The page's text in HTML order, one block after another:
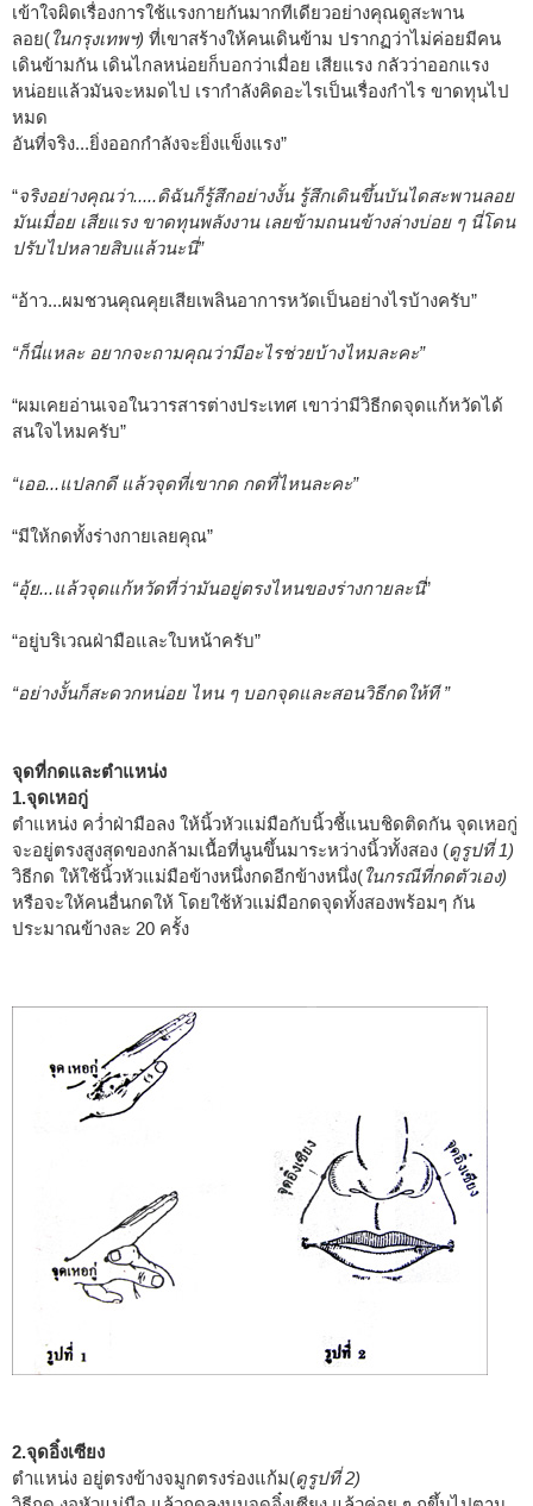
เข้าใจผิดเรื่องการใช้แรงกายกันมากทีเดียวอย่างคุณดูสะพาน
ลอย(ในกรุงเทพฯ) ที่เขาสร้างให้คนเดินข้าม ปรากฏว่าไม่ค่อยมีคน
เดินข้ามกัน เดินไกลหน่อยก็บอกว่าเมื่อย เสียแรง กลัวว่าออกแรง
หน่อยแล้วมันจะหมดไป เรากำลังคิดอะไรเป็นเรื่องกำไร ขาดทุนไป
หมด
อันที่จริง...ยิ่งออกกำลังจะยิ่งแข็งแรง”
“จริงอย่างคุณว่า.....ดิฉันก็รู้สึกอย่างงั้น รู้สึกเดินขึ้นบันไดสะพานลอย
มันเมื่อย เสียแรง ขาดทุนพลังงาน เลยข้ามถนนข้างล่างบ่อย ๆ นี่โดน
ปรับไปหลายสิบแล้วนะนี่”
“อ้าว...ผมชวนคุณคุยเสียเพลินอาการหวัดเป็นอย่างไรบ้างครับ”
“ก็นี่แหละ อยากจะถามคุณว่ามีอะไรช่วยบ้างไหมละคะ”
“ผมเคยอ่านเจอในวารสารต่างประเทศ เขาว่ามีวิธีกดจุดแก้หวัดได้
สนใจไหมครับ”
“เออ...แปลกดี แล้วจุดที่เขากด กดที่ไหนละคะ”
“มีให้กดทั้งร่างกายเลยคุณ”
“อุ้ย...แล้วจุดแก้หวัดที่ว่ามันอยู่ตรงไหนของร่างกายละนี่”
“อยู่บริเวณฝ่ามือและใบหน้าครับ”
“อย่างงั้นก็สะดวกหน่อย ไหน ๆ บอกจุดและสอนวิธีกดให้ที ”
จุดที่กดและตำแหน่ง
1.จุดเหอกู่
ตำแหน่ง คว่ำฝ่ามือลง ให้นิ้วหัวแม่มือกับนิ้วชี้แนบชิดติดกัน จุดเหอกู่
จะอยู่ตรงสูงสุดของกล้ามเนื้อที่นูนขึ้นมาระหว่างนิ้วทั้งสอง (ดูรูปที่ 1)
วิธีกด ให้ใช้นิ้วหัวแม่มือข้างหนึ่งกดอีกข้างหนึ่ง(ในกรณีที่กดตัวเอง)
หรือจะให้คนอื่นกดให้ โดยใช้หัวแม่มือกดจุดทั้งสองพร้อมๆ กัน
ประมาณข้างละ 20 ครั้ง
2.จุดอิ๋งเซียง
ตำแหน่ง อยู่ตรงข้างจมูกตรงร่องแก้ม(ดูรูปที่ 2)